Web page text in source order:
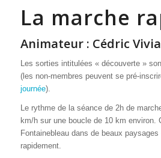
La marche
Animateur : Cédric
Les sorties intitulées « découverte »
(les non-membres peuvent se pré-
journée).
Le rythme de la séance de 2h de
km/h sur une boucle de 10 km environ.
Fontainebleau dans de beaux
rapidement.